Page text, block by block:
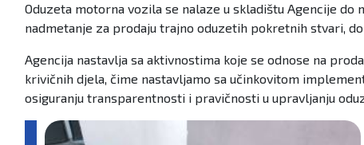
Oduzeta motorna vozila se nalaze u skladištu Agencije
nadmetanje za prodaju trajno oduzetih pokretnih stvari,
Agencija nastavlja sa aktivnostima koje se odnose na
krivičnih djela, čime nastavljamo sa učinkovitom
osiguranju transparentnosti i pravičnosti u upravljanju